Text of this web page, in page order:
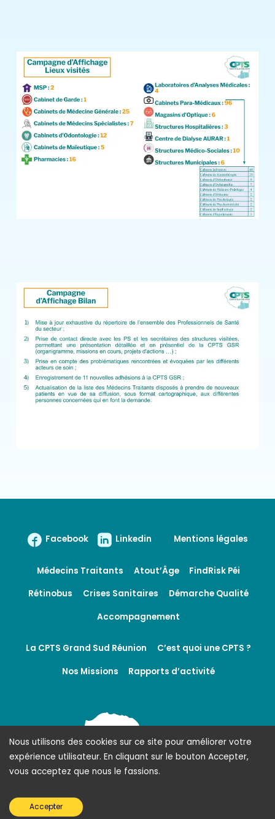
La CPTS Grand Sud Réunion
C’est quoi une CPTS ?
Nos Missions
Rapports d’activité
Médecins Traitants Atout’Âge
FindRisk Péi
Rétinobus
Crises Sanitaires
Démarche Qualité
Accompagnement
Facebook Linkedin Mentions légales
Nous utilisons des cookies sur ce site pour améliorer votre
expérience utilisateur. En cliquant sur le bouton Accepter,
vous acceptez que nous le fassions.
Accepter